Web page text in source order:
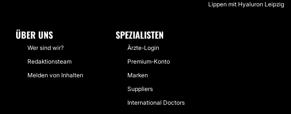
Lippen mit Hyaluron Leipzig
ÜBER UNS
Wer sind wir?
Redaktionsteam
Melden von Inhalten
SPEZIALISTEN
Ärzte-Login
Premium-Konto
Marken
Suppliers
International Doctors